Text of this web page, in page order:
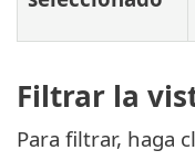
Filtrar la
Para filtrar, haga